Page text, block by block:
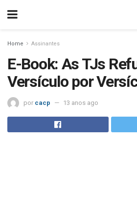
Home Assinantes
E-Book: As TJs
Versículo por
por cacp 13 anos ago